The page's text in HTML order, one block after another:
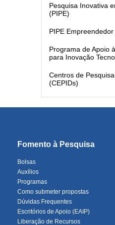
Pesquisa Inovativa
(PIPE)
PIPE Empreendedor
Programa de Apoio
para Inovação
Centros de
(CEPIDs)
Fomento à Pesquisa
Bolsas
Auxílios
Programas
Como submeter propostas
Dúvidas Frequentes
Escritórios de Apoio (EAIP)
Liberação de Recursos